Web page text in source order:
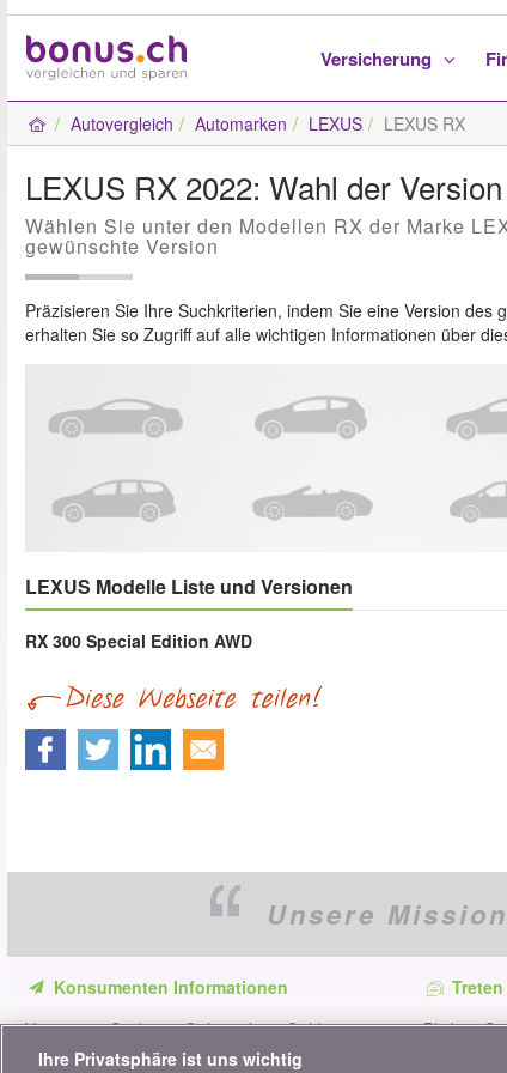
Versicherung
Autovergleich Automarken LEXUS LEXUS RX
LEXUS RX 2022: Wahl der
Wählen Sie unter den Modellen RX der Marke
gewünschte Version
Präzisieren Sie Ihre Suchkriterien, indem Sie eine Version des
erhalten Sie so Zugriff auf alle wichtigen Informationen über
LEXUS Modelle Liste und Versionen
RX 300 Special Edition AWD
Unsere
Konsumenten Informationen
Verpassen Sie keine Gelegenheit, Geld zu
sparen. Erhalten Sie unsere Vergleiche,
Bleiben
alle
Ihre Privatsphäre ist uns wichtig